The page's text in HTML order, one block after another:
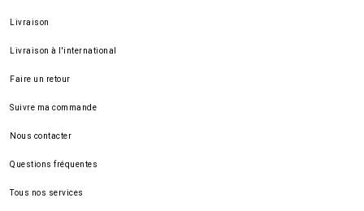
Livraison
Livraison à l'international
Faire un retour
Suivre ma commande
Nous contacter
Questions fréquentes
Tous nos services